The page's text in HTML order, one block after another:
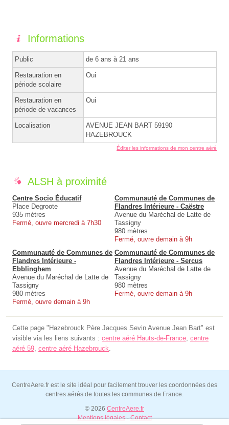
Informations
Public de 6 ans à 21 ans
Restauration en
période scolaire
Oui
Restauration en
période de vacances
Oui
Localisation
AVENUE JEAN BART 59190
HAZEBROUCK
Éditer les informations de mon centre aéré
ALSH à proximité
Centre Socio Éducatif
Place Degroote
935 mètres
Fermé, ouvre mercredi à 7h30
Communauté de Communes de
Flandres Intérieure - Caëstre
Avenue du Maréchal de Latte de
Tassigny
980 mètres
Fermé, ouvre demain à 9h
Communauté de Communes de
Flandres Intérieure -
Ebblinghem
Avenue du Maréchal de Latte de
Tassigny
980 mètres
Fermé, ouvre demain à 9h
Communauté de Communes de
Flandres Intérieure - Sercus
Avenue du Maréchal de Latte de
Tassigny
980 mètres
Fermé, ouvre demain à 9h
Cette page "Hazebrouck Père Jacques Sevin Avenue Jean Bart" est
visible via les liens suivants : centre aéré Hauts-de-France centre
aéré 59 centre aéré Hazebrouck
CentreAere.fr est le site idéal pour facilement trouver les coordonnées des
centres aérés de toutes les communes de France.
© 2026 CentreAere.fr
Mentions légales-Contact